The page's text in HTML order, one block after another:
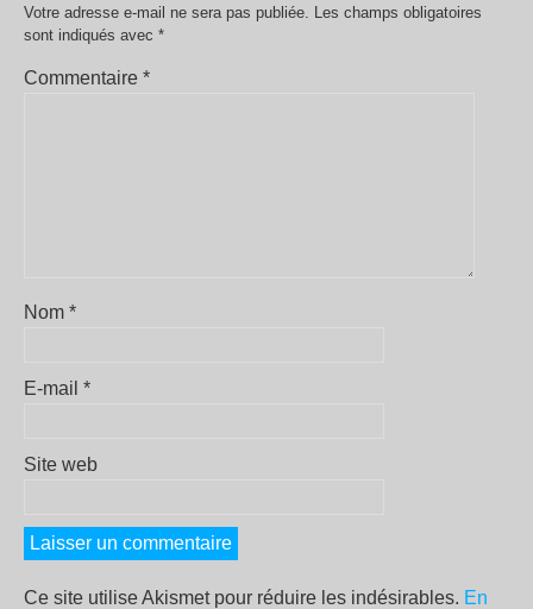
Votre adresse e-mail ne sera pas publiée. Les champs obligatoires
sont indiqués avec *
Commentaire *
Nom *
E-mail *
Site web
Ce site utilise Akismet pour réduire les indésirables. En